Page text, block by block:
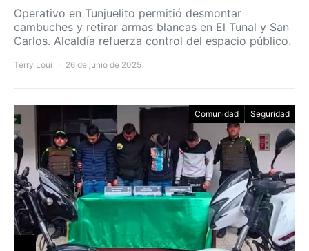
Operativo en Tunjuelito permitió desmontar
cambuches y retirar armas blancas en El Tunal y San
Carlos. Alcaldía refuerza control del espacio público.
Terry Loui 26 de junio de 2025
Comunidad Seguridad